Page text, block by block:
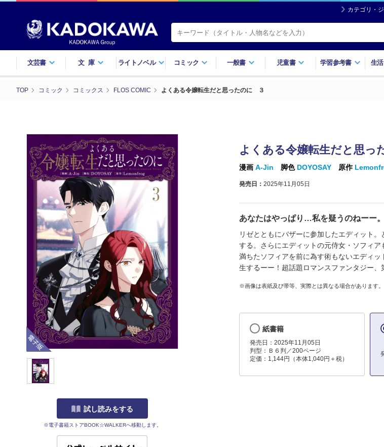
カテゴリ・
文芸書 文庫 ライトノベル コミック 一般書 児童書 学習参考書 生活
TOP コミック コミックス FLOS COMIC よくある令嬢転生だと思ったのに ３
電子版
試し読みをする
※電子書籍ストアBOOK☆WALKERへ移動します。
よくある令嬢転生だと思
漫画 A-Jin 脚色 DOYOSAY 原作
発売日： 2025年11月05日
あなたはやっぱり…私を疑うのねーー。
リゼとともにバザーに参加したエディット
する。さらにエディットの元侍女・ソフィ
満ちたソフィアを前に為す術もないエディ
生するーー！超話題ロマンスファンタジー、
※画像は表紙及び帯等、実際とは異なる場合があります。
紙書籍
発売日：2025年11月05日
判型：Ｂ６判／200ページ
定価：1,144円（本体1,040円＋税）